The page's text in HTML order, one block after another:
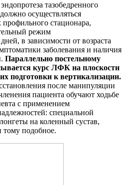
тазобедренного
осуществляться
стационара,
режим
в зависимости от возраста
заболевания и наличия
Параллельно постельному
курс ЛФК на плоскости
подготовки к вертикализации.
после манипуляции
пациента обучают ходьбе
с применением
специальной
на коленный сустав,
тому подобное.